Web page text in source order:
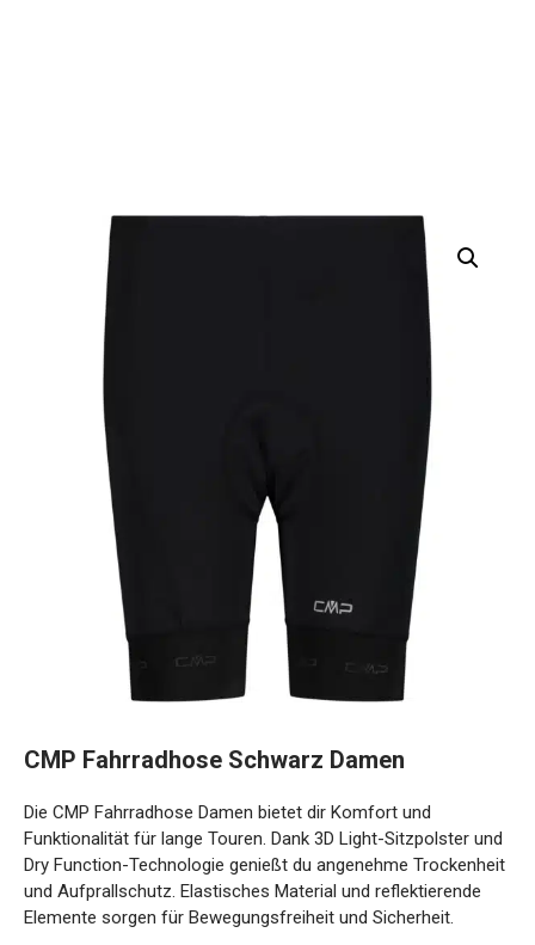
Funktionalität für lange Touren. Dank 3D Light-Sitzpolster
und Dry Function-Technologie genießt du angenehme
Trockenheit und Aufprallschutz. Elastisches Material und
reflektierende Elemente sorgen für Bewegungsfreiheit und
Sicherheit.